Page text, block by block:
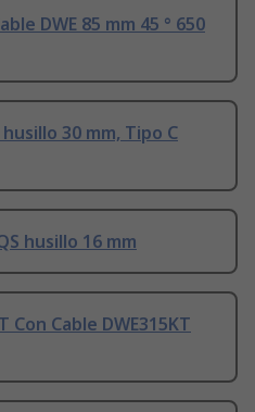
DWE 85 mm 45 ° 650
husillo 30 mm, Tipo C
husillo 16 mm
Cable DWE315KT